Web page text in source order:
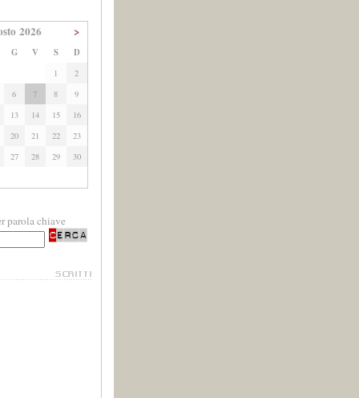
2026 >
G V S D
1
2
6 7 8
9
13 14 15
16
20 21 22
23
27 28 29
30
parola chiave